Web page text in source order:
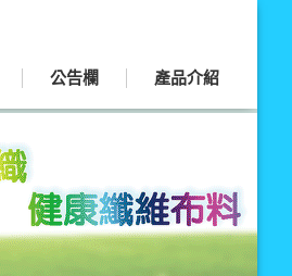
公告欄 產品介紹